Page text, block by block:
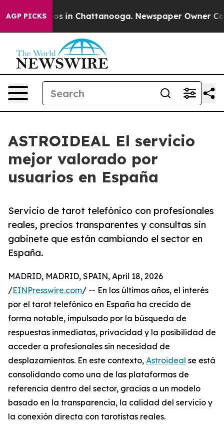
AGP PICKS
Chaos in Chattanooga. Newspaper Owner Calls
ASTROIDEAL El servicio
mejor valorado por
usuarios en España
Servicio de tarot telefónico con profesionales
reales, precios transparentes y consultas sin
gabinete que están cambiando el sector en
España.
MADRID, MADRID, SPAIN, April 18, 2026
/EINPresswire.com/ -- En los últimos años, el interés
por el tarot telefónico en España ha crecido de
forma notable, impulsado por la búsqueda de
respuestas inmediatas, privacidad y la posibilidad de
acceder a profesionales sin necesidad de
desplazamientos. En este contexto, Astroideal se está
consolidando como una de las plataformas de
referencia dentro del sector, gracias a un modelo
basado en la transparencia, la calidad del servicio y
la conexión directa con tarotistas reales.